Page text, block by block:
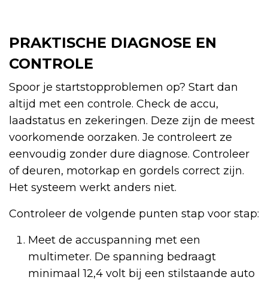
PRAKTISCHE DIAGNOSE EN
CONTROLE
Spoor je startstopproblemen op? Start dan
altijd met een controle. Check de accu,
laadstatus en zekeringen. Deze zijn de meest
voorkomende oorzaken. Je controleert ze
eenvoudig zonder dure diagnose. Controleer
of deuren, motorkap en gordels correct zijn.
Het systeem werkt anders niet.
Controleer de volgende punten stap voor stap:
Meet de accuspanning met een
multimeter. De spanning bedraagt
minimaal 12,4 volt bij een stilstaande auto